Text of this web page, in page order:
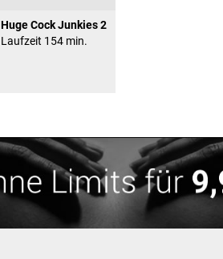
Huge Cock Junkies 2
Laufzeit 154 min.